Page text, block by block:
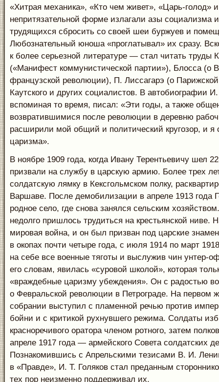
«Хитрая механика», «Кто чем живет», «Царь-голод»
непритязательной форме излагали азы социализма
трудящихся сбросить со своей шеи буржуев и
Любознательный юноша «проглатывал» их сразу.
к более серьезной литературе — стал читать труды
(«Манифест коммунистической партии»), Блосса (о
французской революции), П. Лиссагарэ (о
Каутского и других социалистов. В автобиографии
вспоминая то время, писал: «Эти годы, а также
возвратившимися после революции в деревню
расширили мой общий и политический кругозор, и я
царизма».
В ноябре 1909 года, когда Ивану Терентьевичу шел
призвали на службу в царскую армию. Более трех
солдатскую лямку в Кексгольмском полку,
Варшаве. После демобилизации в апреле 1913 года
родное село, где снова занялся сельским
недолго пришлось трудиться на крестьянской ниве.
мировая война, и он был призван под царские
в окопах почти четыре года, с июля 1914 по март
на себе все военные тяготы и выслужив чин унтер-
его словам, явилась «суровой школой», которая
«враждебные царизму убеждения». Он с радостью
о Февральской революции в Петрограде. На первом
собрании выступил с пламенной речью против
бойни и с критикой рухнувшего режима. Солдаты
красноречивого оратора членом ротного, затем
апреле 1917 года — армейского Совета солдатских
Познакомившись с Апрельскими тезисами В. И.
в «Правде», И. Т. Голяков стал преданным
тех пор неизменно поддерживал их.